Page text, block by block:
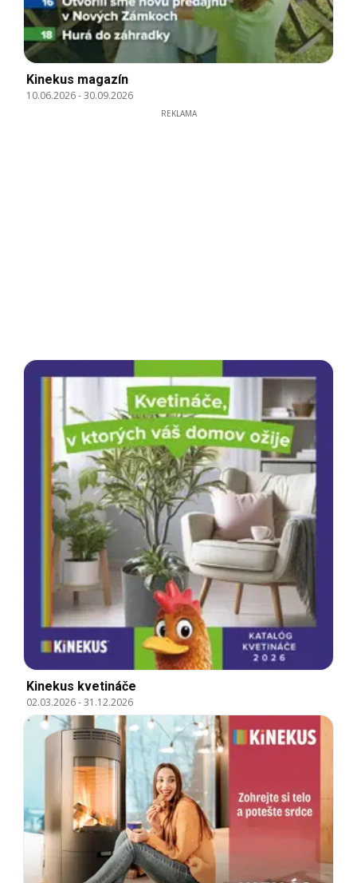
Kinekus magazín
10.06.2026-30.09.2026
REKLAMA
Kinekus kvetináče
02.03.2026-31.12.2026